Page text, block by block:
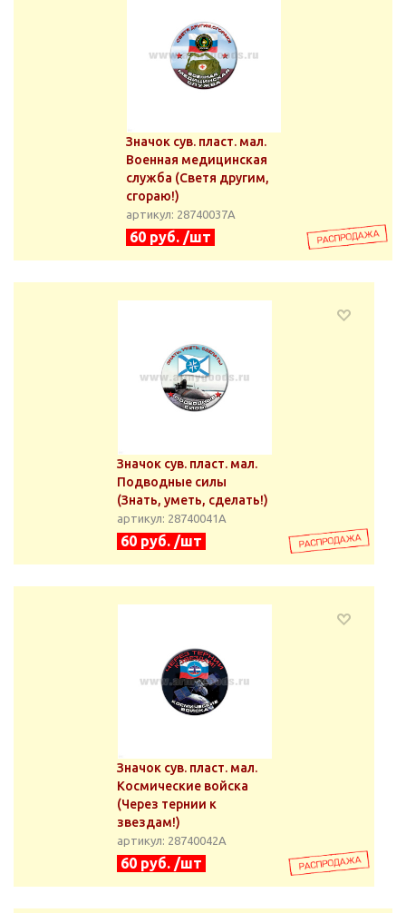
Значок сув. пласт. мал.
Военная медицинская
служба (Светя другим,
сгораю!)
артикул: 28740037А
60 руб. /шт
Значок сув. пласт. мал.
Подводные силы
(Знать, уметь, сделать!)
артикул: 28740041А
60 руб. /шт
Значок сув. пласт. мал.
Космические войска
(Через тернии к
звездам!)
артикул: 28740042А
60 руб. /шт